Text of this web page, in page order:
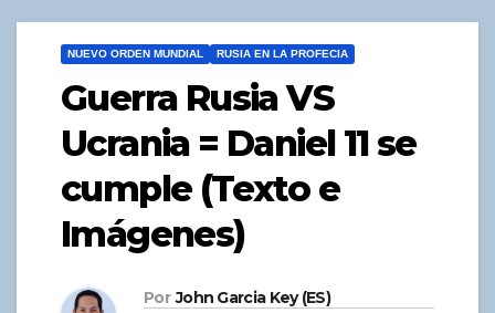
NUEVO ORDEN MUNDIAL RUSIA EN LA PROFECIA
Guerra Rusia VS
Ucrania = Daniel 11 se
cumple (Texto e
Imágenes)
Por John Garcia Key (ES)